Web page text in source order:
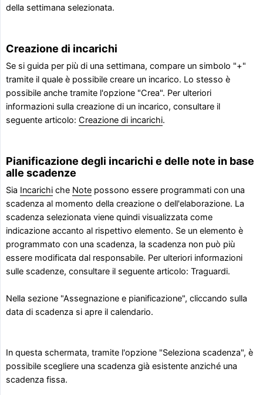
della settimana selezionata.
Creazione di incarichi
Se si guida per più di una settimana, compare un simbolo "+"
tramite il quale è possibile creare un incarico. Lo stesso è
possibile anche tramite l'opzione "Crea". Per ulteriori
informazioni sulla creazione di un incarico, consultare il
seguente articolo: Creazione di incarichi.
Pianificazione degli incarichi e delle note in base
alle scadenze
Sia Incarichi che Note possono essere programmati con una
scadenza al momento della creazione o dell'elaborazione. La
scadenza selezionata viene quindi visualizzata come
indicazione accanto al rispettivo elemento. Se un elemento è
programmato con una scadenza, la scadenza non può più
essere modificata dal responsabile. Per ulteriori informazioni
sulle scadenze, consultare il seguente articolo: Traguardi.
Nella sezione "Assegnazione e pianificazione", cliccando sulla
data di scadenza si apre il calendario.
In questa schermata, tramite l'opzione "Seleziona scadenza", è
possibile scegliere una scadenza già esistente anziché una
scadenza fissa.